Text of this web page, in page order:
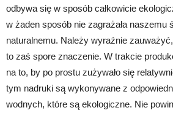
odbywa się w sposób całkowicie
w żaden sposób nie zagrażała naszemu
naturalnemu. Należy wyraźnie
to zaś spore znaczenie. W trakcie
na to, by po prostu zużywało się
tym nadruki są wykonywane z
wodnych, które są ekologiczne. Nie